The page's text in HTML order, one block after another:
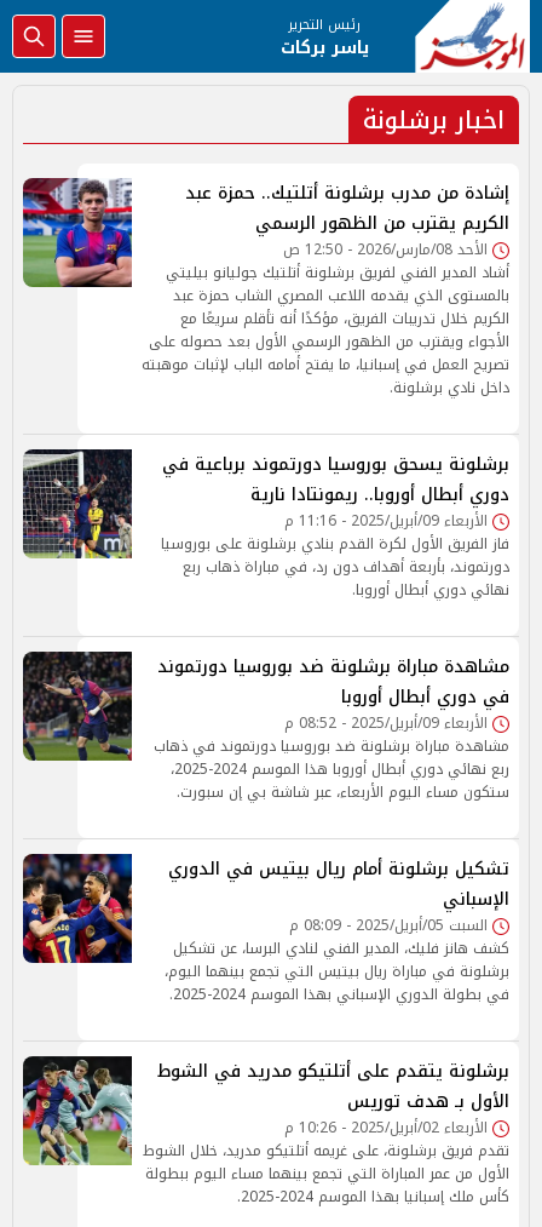
رئيس التحرير
ياسر بركات
اخبار برشلونة
إشادة من مدرب برشلونة أتلتيك.. حمزة عبد
الكريم يقترب من الظهور الرسمي
الأحد 08/مارس/2026 - 12:50 ص
أشاد المدير الفني لفريق برشلونة أتلتيك جوليانو بيليتي
بالمستوى الذي يقدمه اللاعب المصري الشاب حمزة عبد
الكريم خلال تدريبات الفريق، مؤكدًا أنه تأقلم سريعًا مع
الأجواء ويقترب من الظهور الرسمي الأول بعد حصوله على
تصريح العمل في إسبانيا، ما يفتح أمامه الباب لإثبات موهبته
داخل نادي برشلونة.
برشلونة يسحق بوروسيا دورتموند برباعية في
دوري أبطال أوروبا.. ريمونتادا نارية
الأربعاء 09/أبريل/2025 - 11:16 م
فاز الفريق الأول لكرة القدم بنادي برشلونة على بوروسيا
دورتموند، بأربعة أهداف دون رد، في مباراة ذهاب ربع
نهائي دوري أبطال أوروبا.
مشاهدة مباراة برشلونة ضد بوروسيا دورتموند
في دوري أبطال أوروبا
الأربعاء 09/أبريل/2025 - 08:52 م
مشاهدة مباراة برشلونة ضد بوروسيا دورتموند في ذهاب
ربع نهائي دوري أبطال أوروبا هذا الموسم 2024-2025،
ستكون مساء اليوم الأربعاء، عبر شاشة بي إن سبورت.
تشكيل برشلونة أمام ريال بيتيس في الدوري
الإسباني
السبت 05/أبريل/2025 - 08:09 م
كشف هانز فليك، المدير الفني لنادي البرسا، عن تشكيل
برشلونة في مباراة ريال بيتيس التي تجمع بينهما اليوم،
في بطولة الدوري الإسباني بهذا الموسم 2024-2025.
برشلونة يتقدم على أتلتيكو مدريد في الشوط
الأول بـ هدف توريس
الأربعاء 02/أبريل/2025 - 10:26 م
تقدم فريق برشلونة، على غريمه أتلتيكو مدريد، خلال الشوط
الأول من عمر المباراة التي تجمع بينهما مساء اليوم ببطولة
كأس ملك إسبانيا بهذا الموسم 2024-2025.